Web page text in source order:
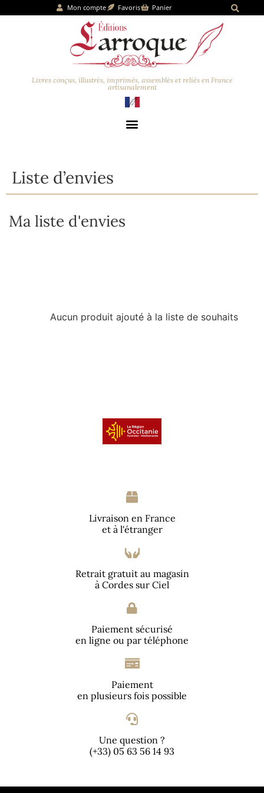
Mon compte Favoris Panier
Livres conçus, illustrés, imprimés, assemblés et reliés en France
artisanalement
Liste d’envies
Ma liste d'envies
Aucun produit ajouté à la liste de souhaits
Livraison en France
et à l'étranger
Retrait gratuit au magasin
à Cordes sur Ciel
Paiement sécurisé
en ligne ou par téléphone
Paiement
en plusieurs fois possible
Une question ?
(+33) 05 63 56 14 93